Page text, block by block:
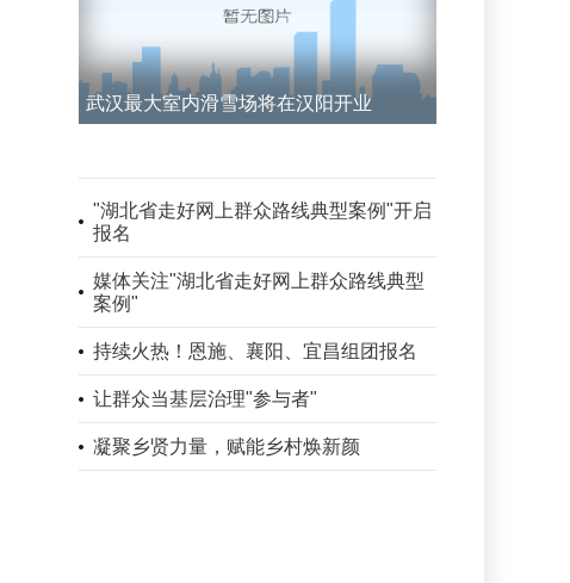
武汉最大室内滑雪场将在汉阳开业
"湖北省走好网上群众路线典型案例"开启
报名
媒体关注"湖北省走好网上群众路线典型
案例"
持续火热！恩施、襄阳、宜昌组团报名
让群众当基层治理"参与者"
凝聚乡贤力量，赋能乡村焕新颜